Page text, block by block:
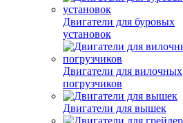
Двигатели для буровых
установок
Двигатели для вилочных
погрузчиков
Двигатели для вышек